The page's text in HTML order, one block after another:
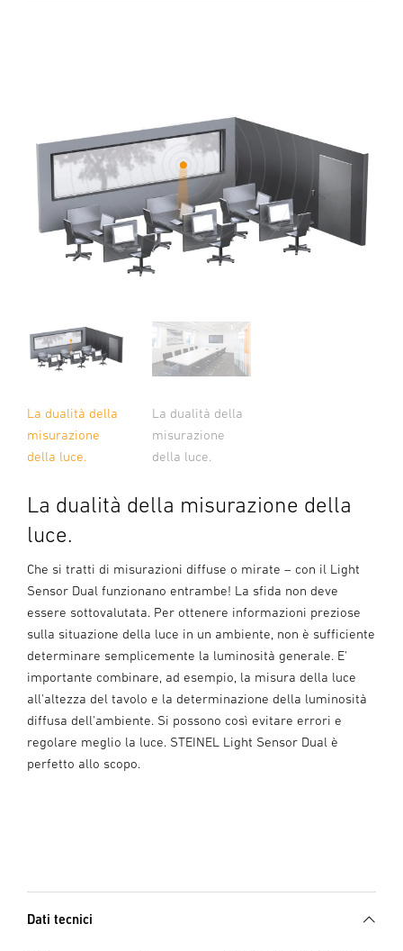
La dualità della
misurazione
della luce.
La dualità della
misurazione
della luce.
La dualità della misurazione della
luce.
Che si tratti di misurazioni diffuse o mirate – con il Light
Sensor Dual funzionano entrambe! La sfida non deve
essere sottovalutata. Per ottenere informazioni preziose
sulla situazione della luce in un ambiente, non è sufficiente
determinare semplicemente la luminosità generale. E'
importante combinare, ad esempio, la misura della luce
all'altezza del tavolo e la determinazione della luminosità
diffusa dell'ambiente. Si possono così evitare errori e
regolare meglio la luce. STEINEL Light Sensor Dual è
perfetto allo scopo.
Dati tecnici